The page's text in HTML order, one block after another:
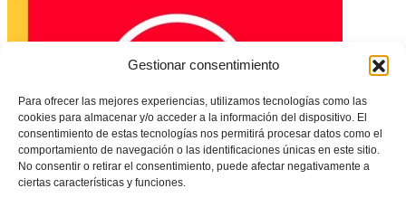
Gestionar consentimiento
Para ofrecer las mejores experiencias, utilizamos tecnologías como las
cookies para almacenar y/o acceder a la información del dispositivo. El
consentimiento de estas tecnologías nos permitirá procesar datos como el
comportamiento de navegación o las identificaciones únicas en este sitio.
No consentir o retirar el consentimiento, puede afectar negativamente a
ciertas características y funciones.